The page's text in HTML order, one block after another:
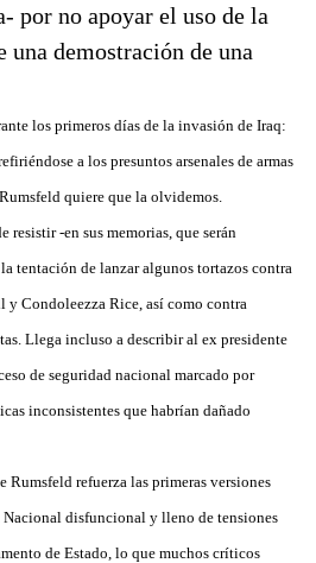
por no apoyar el uso de la
una demostración de una
los primeros días de la invasión de Iraq:
a los presuntos arsenales de armas
quiere que la olvidemos.
resistir -en sus memorias, que serán
tentación de lanzar algunos tortazos contra
Condoleezza Rice, así como contra
Llega incluso a describir al ex presidente
de seguridad nacional marcado por
inconsistentes que habrían dañado
Rumsfeld refuerza las primeras versiones
Nacional disfuncional y lleno de tensiones
de Estado, lo que muchos críticos